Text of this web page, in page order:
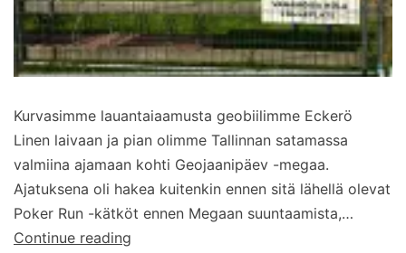
Kurvasimme lauantaiaamusta geobiilimme Eckerö
Linen laivaan ja pian olimme Tallinnan satamassa
valmiina ajamaan kohti Geojaanipäev -megaa.
Ajatuksena oli hakea kuitenkin ennen sitä lähellä olevat
Poker Run -kätköt ennen Megaan suuntaamista,…
Continue reading